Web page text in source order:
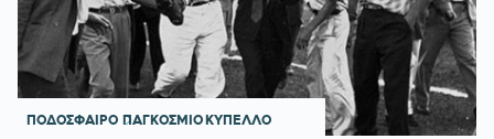
ΠΟΔΟΣΦΑΙΡΟ ΠΑΓΚΟΣΜΙΟ ΚΥΠΕΛΛΟ